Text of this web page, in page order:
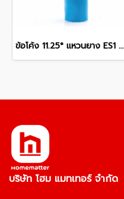
ข้อโค้ง 11.25° แหวนยาง ES1 SCG ขนาด 300 มม. (12 นิ้ว ) ชั้น 13.5
บริษัท โฮม แมทเทอร์ จำกัด